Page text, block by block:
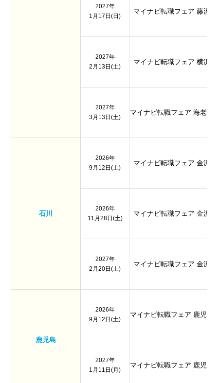
2027年
1月17日(日)
マイナビ転職フェア 藤沢
2027年
2月13日(土)
マイナビ転職フェア 横浜
2027年
3月13日(土)
マイナビ転職フェア 海老名
石川
2026年
9月12日(土)
マイナビ転職フェア 金沢
2026年
11月28日(土)
マイナビ転職フェア 金沢
2027年
2月20日(土)
マイナビ転職フェア 金沢
鹿児島
2026年
9月12日(土)
マイナビ転職フェア 鹿児島
2027年
1月11日(月)
マイナビ転職フェア 鹿児島